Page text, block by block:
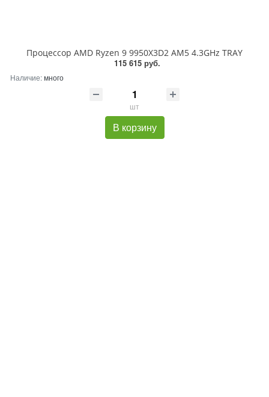
Процессор AMD Ryzen 9 9950X3D2 AM5 4.3GHz TRAY
115 615 руб.
Наличие:много
шт
В корзину